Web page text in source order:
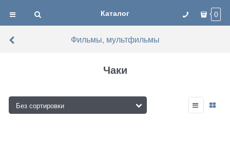
Каталог 0
Фильмы, мультфильмы
Чаки